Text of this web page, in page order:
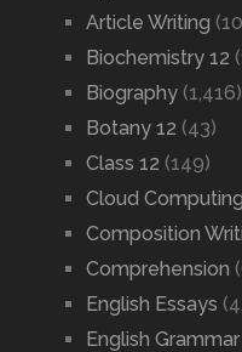
Article Writing
Biochemistry 12
Biography(1,416)
Botany 12 (43)
Class 12 (149)
Cloud Computing
Composition
Comprehension
English Essays
English Grammar